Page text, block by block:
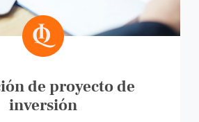
de proyecto de
inversión